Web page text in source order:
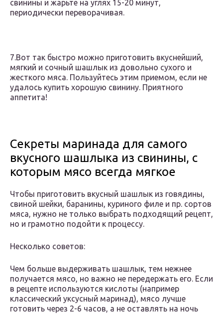
свинины и жарьте на углях 15-20 минут,
периодически переворачивая.
7.Вот так быстро можно приготовить вкуснейший,
мягкий и сочный шашлык из довольно сухого и
жесткого мяса. Пользуйтесь этим приемом, если не
удалось купить хорошую свинину. Приятного
аппетита!
Секреты маринада для самого
вкусного шашлыка из свинины, с
которым мясо всегда мягкое
Чтобы приготовить вкусный шашлык из говядины,
свиной шейки, баранины, куриного филе и пр. сортов
мяса, нужно не только выбрать подходящий рецепт,
но и грамотно подойти к процессу.
Несколько советов:
Чем больше выдерживать шашлык, тем нежнее
получается мясо, но важно не передержать его. Если
в рецепте используются кислоты (например
классический уксусный маринад), мясо лучше
готовить через 2-6 часов, а не оставлять на ночь